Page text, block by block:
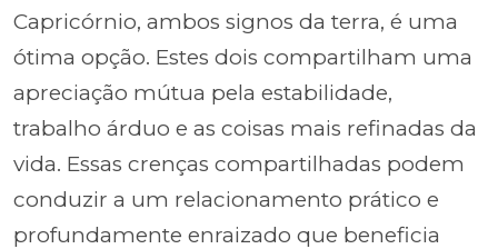
Capricórnio, ambos signos da terra, é uma
ótima opção. Estes dois compartilham uma
apreciação mútua pela estabilidade,
trabalho árduo e as coisas mais refinadas da
vida. Essas crenças compartilhadas podem
conduzir a um relacionamento prático e
profundamente enraizado que beneficia